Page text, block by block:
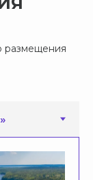
размещения